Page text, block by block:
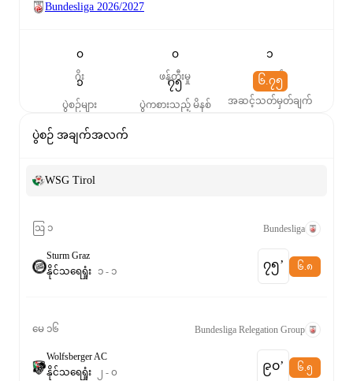
Bundesliga 2026/2027
၀
ဂိုး
၀
ဖန်တီးမှု
၁
ပွဲစတင်
၁
ပွဲစဉ်များ
၇၅
ပွဲကစားသည့် မိနစ်
၆.၇၅
အဆင့်သတ်မှတ်ချက်
ပွဲစဉ် အချက်အလက်
WSG Tirol
ဩ ၁ Bundesliga
Sturm Graz
နိုင်သရေရှုံး ၁ - ၁ ၇၅‎’‎ ၆.၈
မေ ၁၆ Bundesliga Relegation Group
Wolfsberger AC
နိုင်သရေရှုံး ၂ - ၀ ၉၀‎’‎ ၆.၅